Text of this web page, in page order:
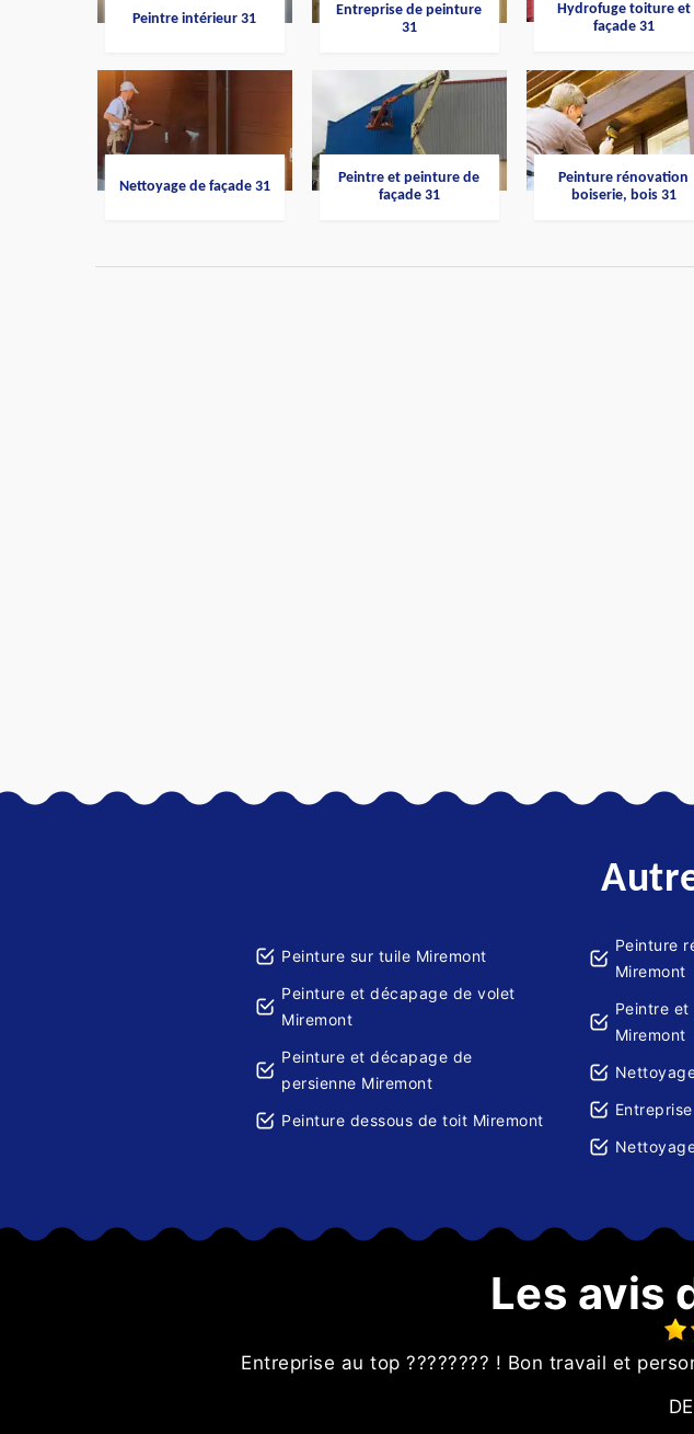
Peintre intérieur 31
Entreprise de peinture
31
Hydrofuge toiture et
façade 31
Nettoyage de façade 31
Peintre et peinture de
façade 31
Peinture rénovation
boiserie, bois 31
Peinture sur tuile Miremont
Peinture et décapage de volet
Miremont
Peinture et décapage de
persienne Miremont
Peinture dessous de toit Miremont
Peinture
Miremont
Peintre
Miremont
Les avis
Entreprise au top ???????? ! Bon travail et